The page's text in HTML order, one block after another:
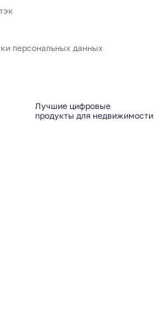
персональных данных
Лучшие цифровые
продукты для недвижимости